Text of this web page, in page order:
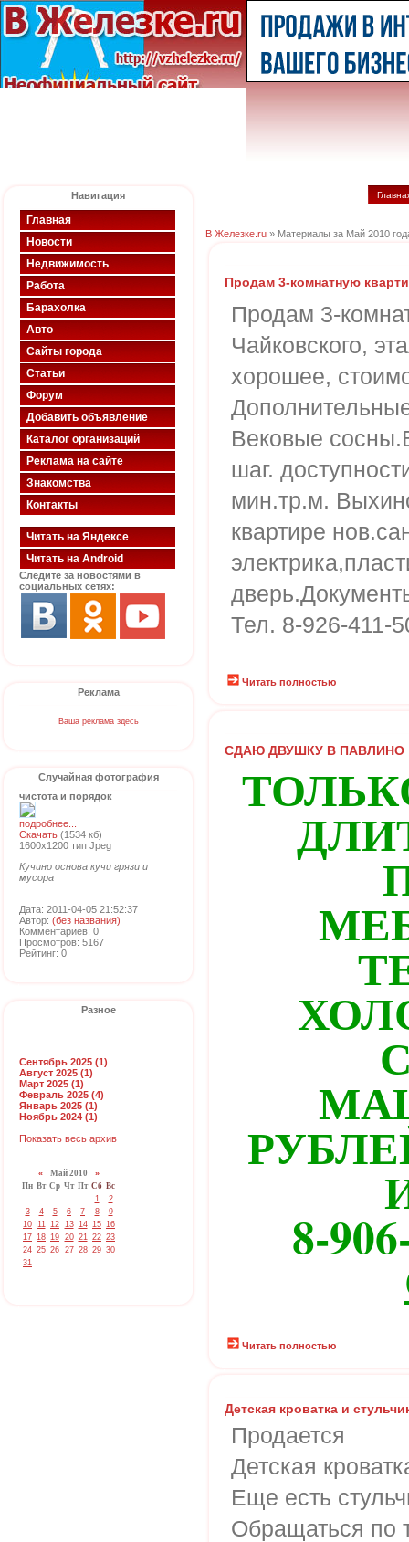
Навигация
Главная
Новости
Недвижимость
Работа
Барахолка
Авто
Сайты города
Статьи
Форум
Добавить объявление
Каталог организаций
Реклама на сайте
Знакомства
Контакты
Читать на Яндексе
Читать на Android
Следите за новостями в
социальных сетях:
Реклама
Ваша реклама здесь
Случайная фотография
чистота и порядок
подробнее...
Скачать (1534 кб)
1600x1200 тип Jpeg
Кучино основа кучи грязи и
мусора
Дата: 2011-04-05 21:52:37
Автор: (без названия)
Комментариев: 0
Просмотров: 5167
Рейтинг: 0
Разное
Сентябрь 2025 (1)
Август 2025 (1)
Март 2025 (1)
Февраль 2025 (4)
Январь 2025 (1)
Ноябрь 2024 (1)
Показать весь архив
«Май 2010 »
Пн Вт Ср Чт Пт Сб Вс
1
2
3
4 5 6 7 8
9
10 11 12 13 14 15 16
17 18 19 20 21 22 23
24 25 26 27 28 29 30
31
В Железке.ru » Материалы за Май 2010
Продам 3-комнатную
Продам 3-
Чайковского,
хорошее,
Вековые
шаг.
мин.тр.м.
квартире
Тел. 8-926-411-
Читать полностью
СДАЮ ДВУШКУ В ПАВЛИНО
8-
Читать полностью
Детская кроватка и
Продается
Детская
Еще есть
Обращаться по